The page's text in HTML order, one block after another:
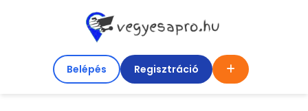
Belépés Regisztráció